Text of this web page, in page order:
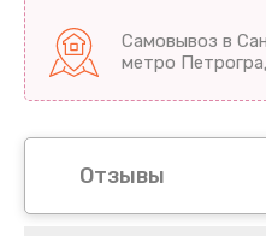
Самовывоз в
метро
Отзывы